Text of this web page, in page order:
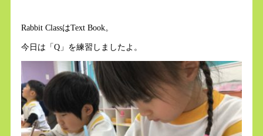
Rabbit ClassはText Book。
今日は「Q」を練習しましたよ。